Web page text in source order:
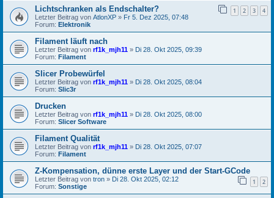
Lichtschranken als Endschalter? 1 2 3 4
Letzter Beitrag von AtlonXP » Fr 5. Dez 2025, 07:48
Forum: Elektronik
Filament läuft nach
Letzter Beitrag von rf1k_mjh11 » Di 28. Okt 2025, 09:39
Forum: Filament
Slicer Probewürfel
Letzter Beitrag von rf1k_mjh11 » Di 28. Okt 2025, 08:04
Forum: Slic3r
Drucken
Letzter Beitrag von rf1k_mjh11 » Di 28. Okt 2025, 08:00
Forum: Slicer Software
Filament Qualität
Letzter Beitrag von rf1k_mjh11 » Di 28. Okt 2025, 07:07
Forum: Filament
Z-Kompensation, dünne erste Layer und der Start-GCode
1 2
Letzter Beitrag von tron » Di 28. Okt 2025, 02:12
Forum: Sonstige